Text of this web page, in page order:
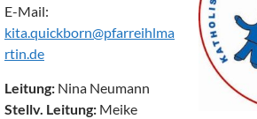
E-Mail:
kita.quickborn@pfarreihlma
rtin.de
Leitung: Nina Neumann
Stellv. Leitung: Meike